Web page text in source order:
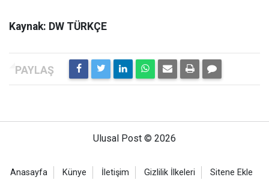
Kaynak: DW TÜRKÇE
Ulusal Post © 2026
Anasayfa Künye İletişim Gizlilik İlkeleri Sitene Ekle